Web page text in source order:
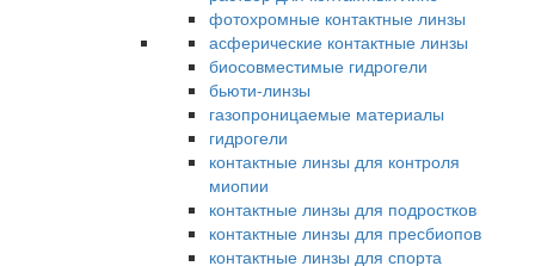
фотохромные контактные линзы
асферические контактные линзы
биосовместимые гидрогели
бьюти-линзы
газопроницаемые материалы
гидрогели
контактные линзы для контроля
миопии
контактные линзы для подростков
контактные линзы для пресбиопов
контактные линзы для спорта